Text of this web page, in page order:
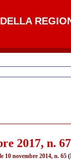
2017, n. 67
10 novembre 2014, n. 65